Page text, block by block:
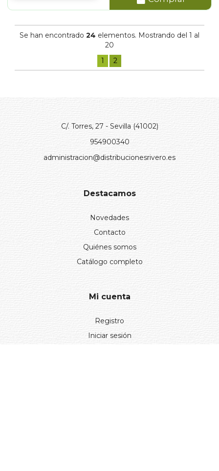
Se han encontrado 24 elementos. Mostrando del 1 al
20
1
2
C/. Torres, 27 - Sevilla (41002)
954900340
administracion@distribucionesrivero.es
Destacamos
Novedades
Contacto
Quiénes somos
Catálogo completo
Mi cuenta
Registro
Iniciar sesión